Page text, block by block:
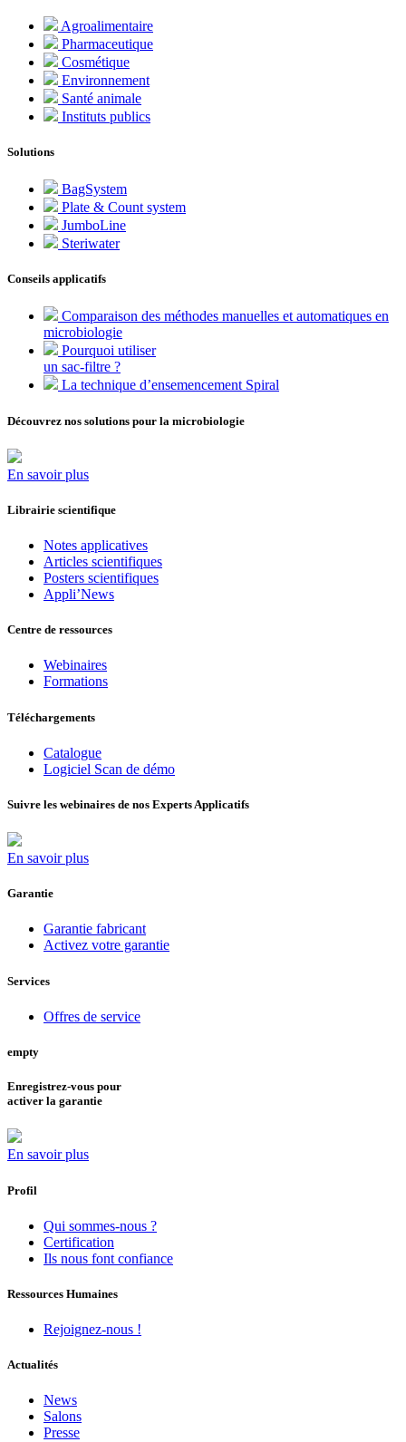
Agroalimentaire
Pharmaceutique
Cosmétique
Environnement
Santé animale
Instituts publics
Solutions
BagSystem
Plate & Count system
JumboLine
Steriwater
Conseils applicatifs
Comparaison des méthodes manuelles et automatiques en
microbiologie
Pourquoi utiliser
un sac-filtre ?
La technique d’ensemencement Spiral
Découvrez nos solutions pour la microbiologie
En savoir plus
Librairie scientifique
Notes applicatives
Articles scientifiques
Posters scientifiques
Appli’News
Centre de ressources
Webinaires
Formations
Téléchargements
Catalogue
Logiciel Scan de démo
Suivre les webinaires de nos Experts Applicatifs
En savoir plus
Garantie
Garantie fabricant
Activez votre garantie
Services
Offres de service
empty
Enregistrez-vous pour
activer la garantie
En savoir plus
Profil
Qui sommes-nous ?
Certification
Ils nous font confiance
Ressources Humaines
Rejoignez-nous !
Actualités
News
Salons
Presse